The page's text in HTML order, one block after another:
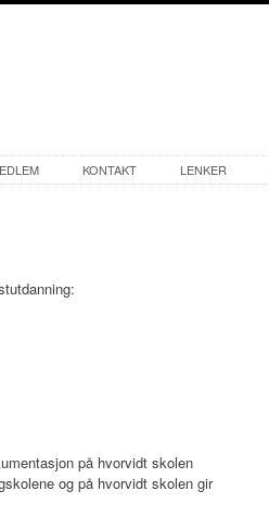
KONTAKT LENKER
på hvorvidt skolen
og på hvorvidt skolen gir